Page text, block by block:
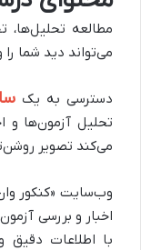
مطالعه تحلیل‌ها،
می‌تواند دید شما را
دسترسی به یک
تحلیل آزمون‌ها و
می‌کند تصویر
وب‌سایت «کنکور
اخبار و بررسی
با اطلاعات دقیق